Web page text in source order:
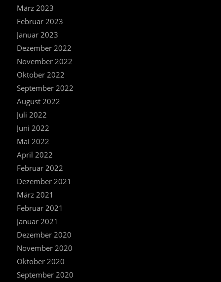
März 2023
Februar 2023
Januar 2023
Dezember 2022
November 2022
Oktober 2022
September 2022
August 2022
Juli 2022
Juni 2022
Mai 2022
April 2022
Februar 2022
Dezember 2021
März 2021
Februar 2021
Januar 2021
Dezember 2020
November 2020
Oktober 2020
September 2020